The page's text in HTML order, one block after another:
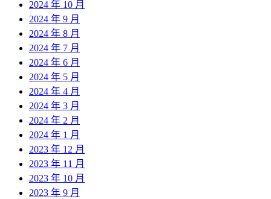
2024 年 10 月
2024 年 9 月
2024 年 8 月
2024 年 7 月
2024 年 6 月
2024 年 5 月
2024 年 4 月
2024 年 3 月
2024 年 2 月
2024 年 1 月
2023 年 12 月
2023 年 11 月
2023 年 10 月
2023 年 9 月